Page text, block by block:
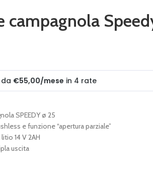
campagnola
SPEEDY ø 25
e funzione “apertura parziale”
14 V 2AH
uscita